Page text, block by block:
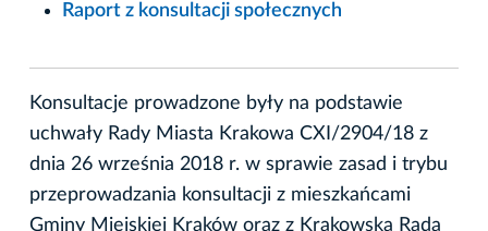
Raport z konsultacji społecznych
Konsultacje prowadzone były na podstawie
uchwały Rady Miasta Krakowa CXI/2904/18 z
dnia 26 września 2018 r. w sprawie zasad i trybu
przeprowadzania konsultacji z mieszkańcami
Gminy Miejskiej Kraków oraz z Krakowską Radą